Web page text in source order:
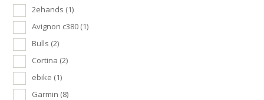
2ehands (1)
Avignon c380 (1)
Bulls (2)
Cortina (2)
ebike (1)
Garmin (8)